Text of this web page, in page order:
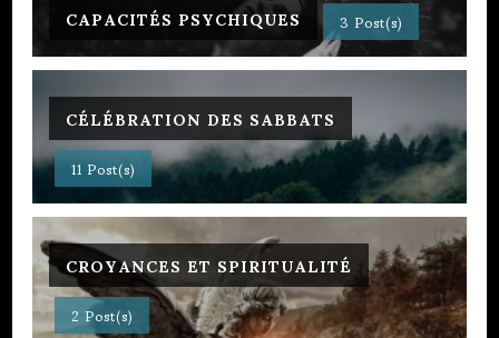
CAPACITÉS PSYCHIQUES 3 Post(s)
CÉLÉBRATION DES SABBATS
11 Post(s)
CROYANCES ET SPIRITUALITÉ
2 Post(s)